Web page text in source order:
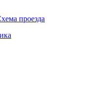
проезда